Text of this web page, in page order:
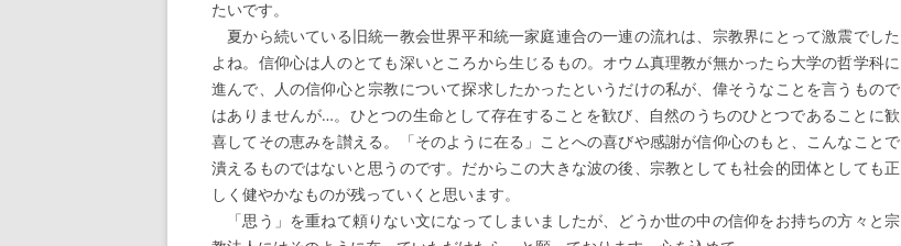
たいです。
夏から続いている旧統一教会世界平和統一家庭連合の一連の流れは、宗教界にとって激震でした
よね。信仰心は人のとても深いところから生じるもの。オウム真理教が無かったら大学の哲学科に
進んで、人の信仰心と宗教について探求したかったというだけの私が、偉そうなことを言うもので
はありませんが…。ひとつの生命として存在することを歓び、自然のうちのひとつであることに歓
喜してその恵みを讃える。「そのように在る」ことへの喜びや感謝が信仰心のもと、こんなことで
潰えるものではないと思うのです。だからこの大きな波の後、宗教としても社会的団体としても正
しく健やかなものが残っていくと思います。
「思う」を重ねて頼りない文になってしまいましたが、どうか世の中の信仰をお持ちの方々と宗